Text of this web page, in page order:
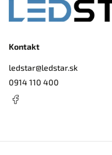
Kontakt
ledstar@ledstar.sk
0914 110 400